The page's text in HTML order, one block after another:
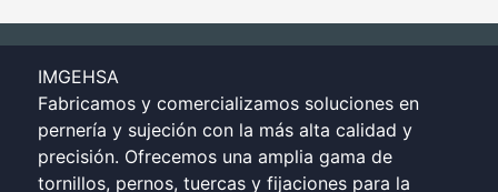
IMGEHSA
Fabricamos y comercializamos soluciones en
pernería y sujeción con la más alta calidad y
precisión. Ofrecemos una amplia gama de
tornillos, pernos, tuercas y fijaciones para la